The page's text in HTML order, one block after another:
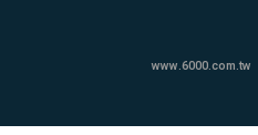
www.6000.com.tw